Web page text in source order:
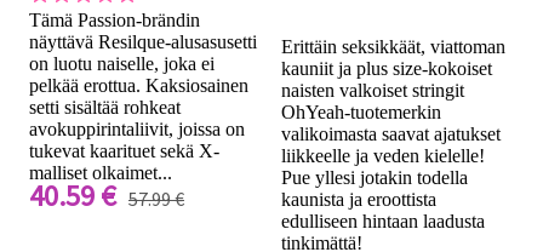
Tämä Passion-brändin
näyttävä Resilque-alusasusetti
on luotu naiselle, joka ei
pelkää erottua. Kaksiosainen
setti sisältää rohkeat
avokuppirintaliivit, joissa on
tukevat kaarituet sekä X-
malliset olkaimet...
40.59 € 57.99 €
Erittäin seksikkäät, viattoman
kauniit ja plus size-kokoiset
naisten valkoiset stringit
OhYeah-tuotemerkin
valikoimasta saavat ajatukset
liikkeelle ja veden kielelle!
Pue yllesi jotakin todella
kaunista ja eroottista
edulliseen hintaan laadusta
tinkimättä!